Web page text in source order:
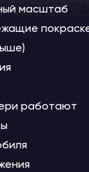
масштаб
работают